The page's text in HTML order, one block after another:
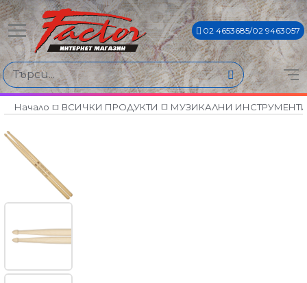
02 4653685/02 9463057
Начало ВСИЧКИ ПРОДУКТИ МУЗИКАЛНИ